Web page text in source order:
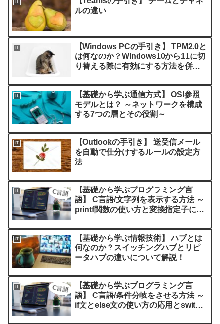
IT
ルの違い
IT
【Windows PCの手引き】 TPM2.0と
は何なのか？Windows10から11に切
り替える際に有効にする方法を併せ
IT
【基礎から学ぶ通信方式】 OSI参照
モデルとは？ ～ネットワークを構成
する7つの層とその役割～
IT
【Outlookの手引き】 送受信メール
を自動で仕分けするルールの設定方
法
IT
【基礎から学ぶプログラミング言
語】 C言語/文字列を表示する方法 ～
printf関数の使い方と変換指定子につ
IT
【基礎から学ぶ情報技術】 ハブとは
何なのか？スイッチングハブとリピ
ータハブの違いについて解説！
IT
【基礎から学ぶプログラミング言
語】 C言語/条件分岐をさせる方法 ～
if文とelse文の使い方の応用とswitch